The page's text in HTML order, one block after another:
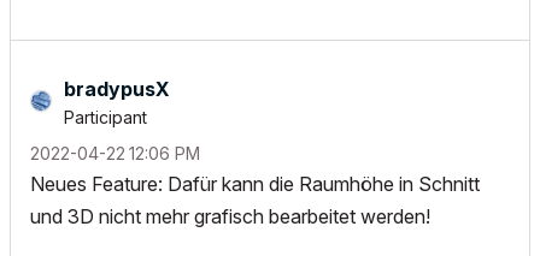
bradypusX
Participant
‎2022-04-22 12:06 PM
Neues Feature: Dafür kann die Raumhöhe in Schnitt
und 3D nicht mehr grafisch bearbeitet werden!